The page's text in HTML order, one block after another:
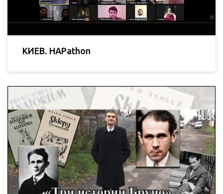
КИЕВ. HAPathon